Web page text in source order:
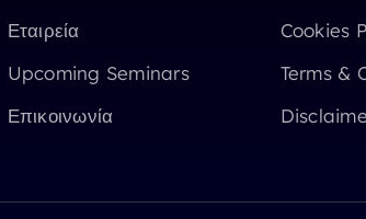
Εταιρεία
Upcoming Seminars
Επικοινωνία
Cookies
Terms &